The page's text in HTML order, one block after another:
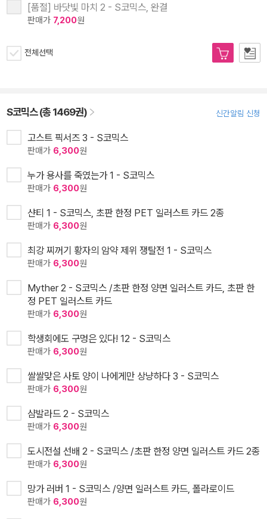
[품절] 바닷빛 마치 2 - S코믹스, 완결
판매가 7,200원
전체선택
S코믹스 (총 1469권) 신간알림 신청
고스트 픽서즈 3 - S코믹스
판매가 6,300원
누가 용사를 죽였는가 1 - S코믹스
판매가 6,300원
샨티 1 - S코믹스, 초판 한정 PET 일러스트 카드 2종
판매가 6,300원
최강 찌꺼기 황자의 암약 제위 쟁탈전 1 - S코믹스
판매가 6,300원
Myther 2 - S코믹스 /초판 한정 양면 일러스트 카드, 초판 한
정 PET 일러스트 카드
판매가 6,300원
학생회에도 구멍은 있다! 12 - S코믹스
판매가 6,300원
쌀쌀맞은 사토 양이 나에게만 상냥하다 3 - S코믹스
판매가 6,300원
샴발라드 2 - S코믹스
판매가 6,300원
도시전설 선배 2 - S코믹스 /초판 한정 양면 일러스트 카드 2종
판매가 6,300원
망가 러버 1 - S코믹스 /양면 일러스트 카드, 폴라로이드
판매가 6,300원